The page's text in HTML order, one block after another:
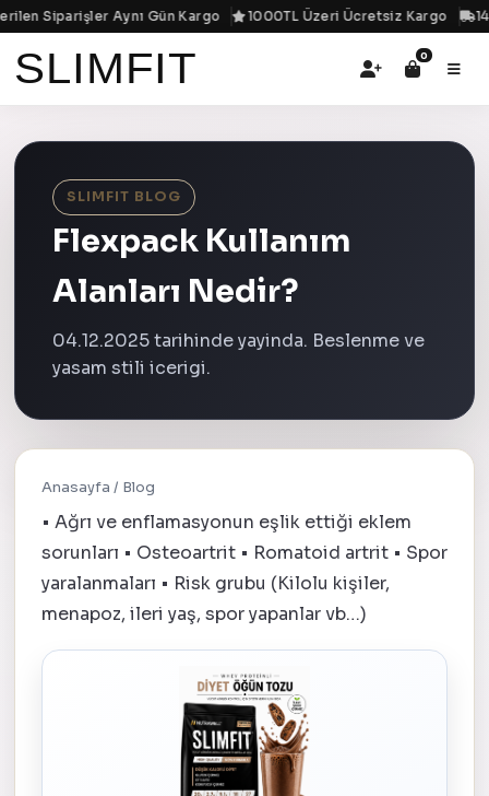
Siparişler Aynı Gün Kargo 1000TL Üzeri Ücretsiz Kargo
SLIMFIT 0
SLIMFIT BLOG
Flexpack Kullanım
Alanları Nedir?
04.12.2025 tarihinde yayinda. Beslenme ve
yasam stili icerigi.
Anasayfa / Blog
• Ağrı ve enflamasyonun eşlik ettiği eklem
sorunları • Osteoartrit • Romatoid artrit • Spor
yaralanmaları • Risk grubu (Kilolu kişiler,
menapoz, ileri yaş, spor yapanlar vb…)